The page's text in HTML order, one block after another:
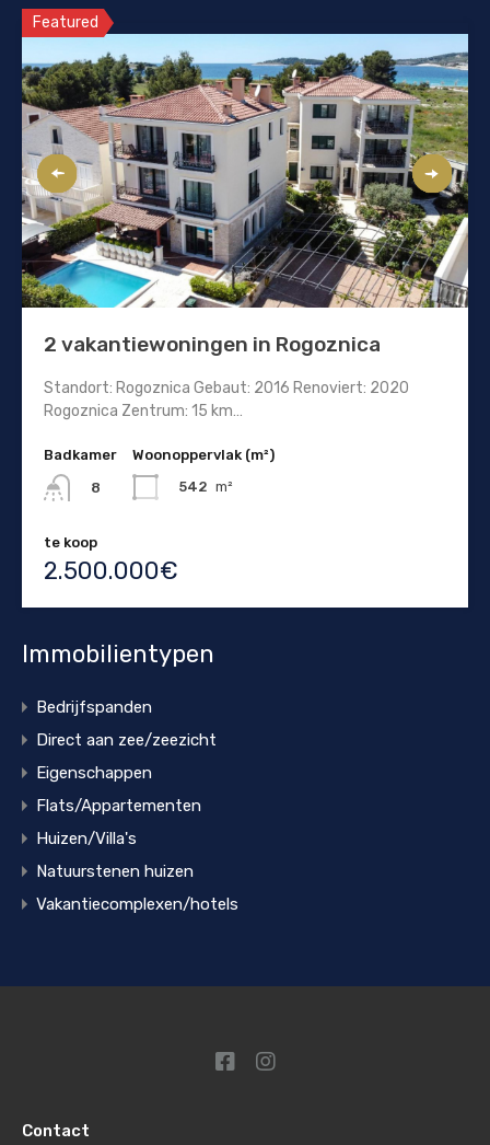
Featured
2 vakantiewoningen in Rogoznica
Standort: Rogoznica Gebaut: 2016 Renoviert: 2020
Rogoznica Zentrum: 15 km…
Badkamer
8
Woonoppervlak (m²)
542 m²
te koop
2.500.000€
Immobilientypen
Bedrijfspanden
Direct aan zee/zeezicht
Eigenschappen
Flats/Appartementen
Huizen/Villa's
Natuurstenen huizen
Vakantiecomplexen/hotels
Contact